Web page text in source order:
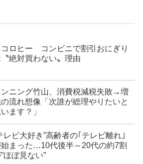
コロヒー コンビニで割引おにぎり
〝絶対買わない〟理由
ンニング竹山、消費税減税失敗→増
流れ想像「次誰が総理やりたいと
ます？」
レビ大好き”高齢者の｢テレビ離れ｣
始まった…10代後半～20代の約7割
ほぼ見ない”